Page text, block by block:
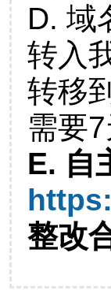
D. 域
转入
转移
需要7
E. 自
整改